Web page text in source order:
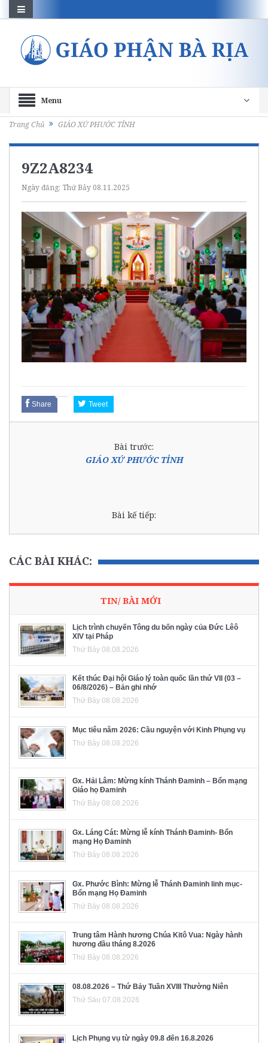
Menu
Trang Chủ GIÁO XỨ PHƯỚC TỈNH
9Z2A8234
Ngày đăng: Thứ Bảy 08.11.2025
Share Tweet
Bài trước:
GIÁO XỨ PHƯỚC TỈNH
Bài kế tiếp:
CÁC BÀI KHÁC:
TIN/ BÀI MỚI
Lịch trình chuyến Tông du bốn ngày của Đức Lêô
XIV tại Pháp
Thứ Bảy 08.08.2026
Kết thúc Đại hội Giáo lý toàn quốc lần thứ VII (03 –
06/8/2026) – Bản ghi nhớ
Thứ Bảy 08.08.2026
Mục tiêu năm 2026: Cầu nguyện với Kinh Phụng vụ
Thứ Bảy 08.08.2026
Gx. Hải Lâm: Mừng kính Thánh Đaminh – Bổn mạng
Giáo họ Đaminh
Thứ Bảy 08.08.2026
Gx. Láng Cát: Mừng lễ kính Thánh Đaminh- Bổn
mạng Họ Đaminh
Thứ Bảy 08.08.2026
Gx. Phước Bình: Mừng lễ Thánh Đaminh linh mục-
Bổn mạng Họ Đaminh
Thứ Bảy 08.08.2026
Trung tâm Hành hương Chúa Kitô Vua: Ngày hành
hương đầu tháng 8.2026
Thứ Bảy 08.08.2026
08.08.2026 – Thứ Bảy Tuần XVIII Thường Niên
Thứ Sáu 07.08.2026
Lịch Phụng vụ từ ngày 09.8 đến 16.8.2026